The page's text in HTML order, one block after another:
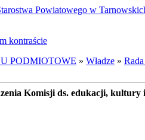
Powiatowego w
PODMIOTOWE » Władze »
Komisji ds. edukacji, kultury